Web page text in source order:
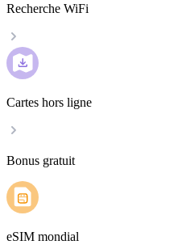
Recherche WiFi
Cartes hors ligne
Bonus gratuit
eSIM mondial